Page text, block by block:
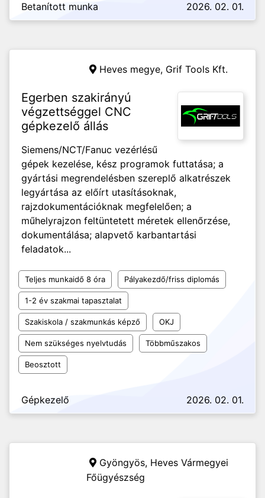
Betanított munka 2026. 02. 01.
Heves megye, Grif Tools Kft.
Egerben szakirányú
végzettséggel CNC
gépkezelő állás
Siemens/NCT/Fanuc vezérlésű
gépek kezelése, kész programok futtatása; a
gyártási megrendelésben szereplő alkatrészek
legyártása az előírt utasításoknak,
rajzdokumentációknak megfelelően; a
műhelyrajzon feltüntetett méretek ellenőrzése,
dokumentálása; alapvető karbantartási
feladatok...
Teljes munkaidő 8 óra Pályakezdő/friss diplomás
1-2 év szakmai tapasztalat
Szakiskola / szakmunkás képző OKJ
Nem szükséges nyelvtudás Többműszakos
Beosztott
Gépkezelő 2026. 02. 01.
Gyöngyös, Heves Vármegyei
Főügyészség